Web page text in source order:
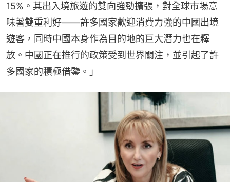
15%。其出入境旅遊的雙向強勁擴張，對全球市場意
味著雙重利好——許多國家歡迎消費力強的中國出境
遊客，同時中國本身作為目的地的巨大潛力也在釋
放。中國正在推行的政策受到世界關注，並引起了許
多國家的積極借鑒。」